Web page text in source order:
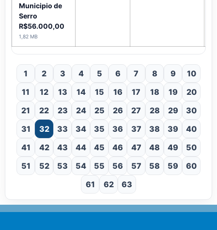
Municipio de
Serro
R$56.000,00
1,82 MB
1 2 3 4 5 6 7 8 9
10
11
12 13 14 15 16 17 18 19
20
21
22 23 24 25 26 27 28 29
30
31
32 33 34 35 36 37 38 39
40
41
42 43 44 45 46 47 48 49
50
51
52 53 54 55 56 57 58 59
60
61
62 63